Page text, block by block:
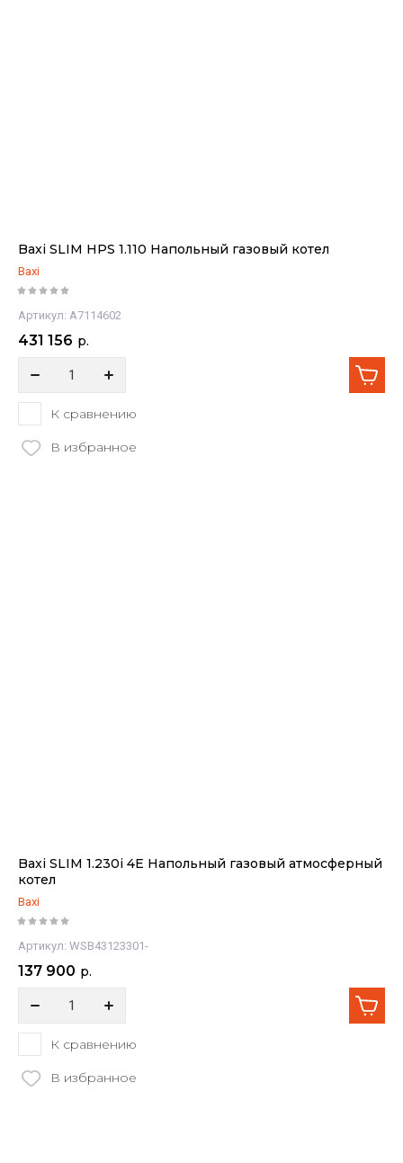
Baxi SLIM HPS 1.110 Напольный газовый котел
Baxi
Артикул: A7114602
431 156 р.
К сравнению
В избранное
Baxi SLIM 1.230i 4E Напольный газовый атмосферный
котел
Baxi
Артикул: WSB43123301-
137 900 р.
К сравнению
В избранное